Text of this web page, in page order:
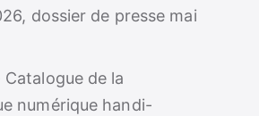
dossier de presse mai
Catalogue de la
numérique handi-